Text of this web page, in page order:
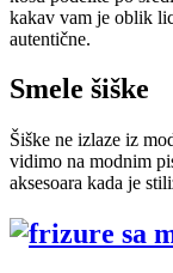
kakav vam je oblik
autentične.
Smele šiške
Šiške ne izlaze iz
vidimo na modnim
aksesoara kada je